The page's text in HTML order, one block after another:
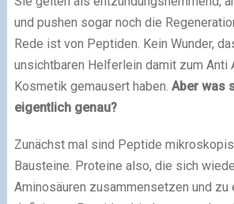
und pushen sogar noch die
Rede ist von Peptiden. Kein Wunder,
unsichtbaren Helferlein damit zum Anti
Kosmetik gemausert haben. Aber was
eigentlich genau?
Zunächst mal sind Peptide
Bausteine. Proteine also, die sich
Aminosäuren zusammensetzen und zu